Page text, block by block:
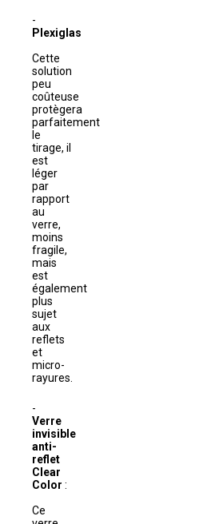
Plexiglas
Cette
solution
peu
coûteuse
protègera
parfaitement
le
tirage, il
est
léger
par
rapport
au
verre,
moins
fragile,
mais
est
également
plus
sujet
aux
reflets
et
micro-
rayures.
Verre
invisible
anti-
reflet
Clear
Color :
Ce